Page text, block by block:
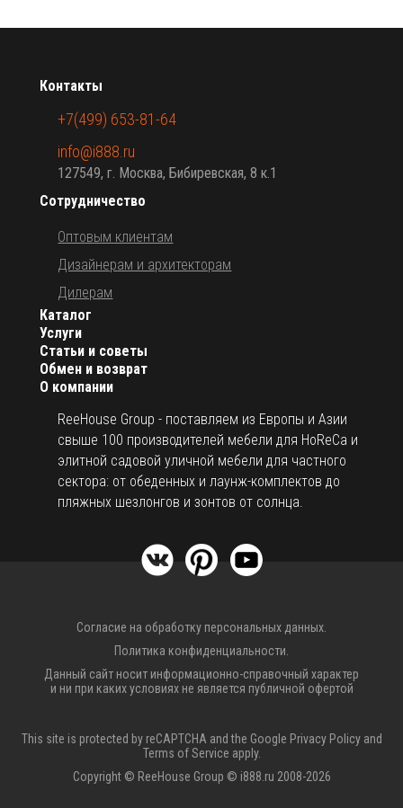
О компании
ReeHouse Group - поставляем из Европы и Азии
свыше 100 производителей мебели для HoReCa и
элитной садовой уличной мебели для частного
сектора: от обеденных и лаунж-комплектов до
пляжных шезлонгов и зонтов от солнца.
Каталог
Услуги
Статьи и советы
Обмен и возврат
Сотрудничество
Оптовым клиентам
Дизайнерам и архитекторам
Дилерам
Контакты
+7(499) 653-81-64
info@i888.ru
127549, г. Москва, Бибиревская, 8 к.1
Согласие на обработку персональных данных.
Политика конфиденциальности.
Данный сайт носит информационно-справочный характер
и ни при каких условиях не является публичной офертой
This site is protected by reCAPTCHA and the Google Privacy Policyand
Terms of Service apply.
Copyright © ReeHouse Group © i888.ru 2008-2026